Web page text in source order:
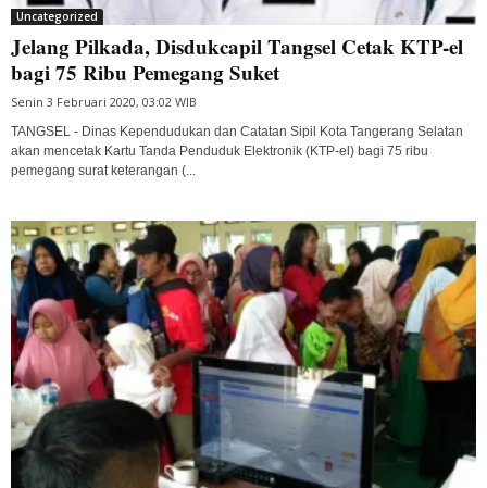
Uncategorized
Jelang Pilkada, Disdukcapil Tangsel Cetak KTP-el
bagi 75 Ribu Pemegang Suket
Senin 3 Februari 2020, 03:02 WIB
TANGSEL - Dinas Kependudukan dan Catatan Sipil Kota Tangerang Selatan
akan mencetak Kartu Tanda Penduduk Elektronik (KTP-el) bagi 75 ribu
pemegang surat keterangan (...